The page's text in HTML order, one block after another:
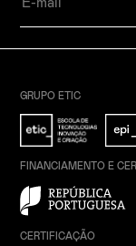
GRUPO ETIC
FINANCIAMENTO E
CERTIFICAÇÃO